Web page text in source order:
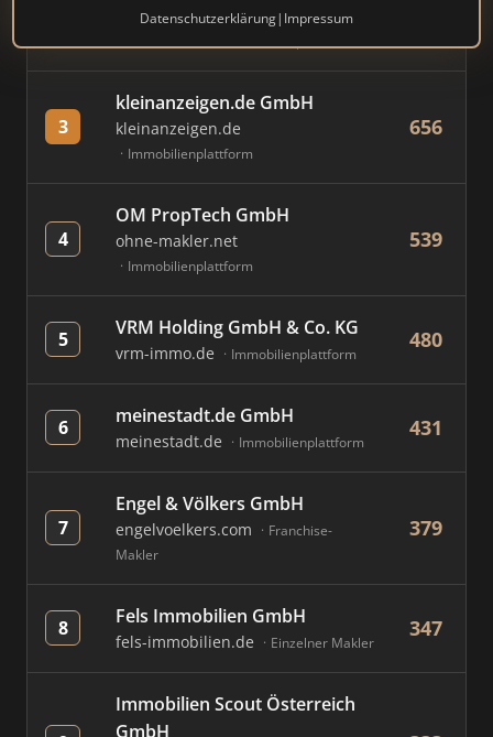
Datenschutzerklärung| Impressum
AVIV Germany GmbH
3
kleinanzeigen.de GmbH
kleinanzeigen.de
Immobilienplattform
656
4
OM PropTech GmbH
ohne-makler.net
Immobilienplattform
539
5 VRM Holding GmbH & Co. KG
vrm-immo.de Immobilienplattform
480
6 meinestadt.de GmbH
meinestadt.de Immobilienplattform
431
7
Engel & Völkers GmbH
engelvoelkers.com
Franchise-
Makler
379
8 Fels Immobilien GmbH
fels-immobilien.de Einzelner Makler
347
Immobilien Scout Österreich
GmbH